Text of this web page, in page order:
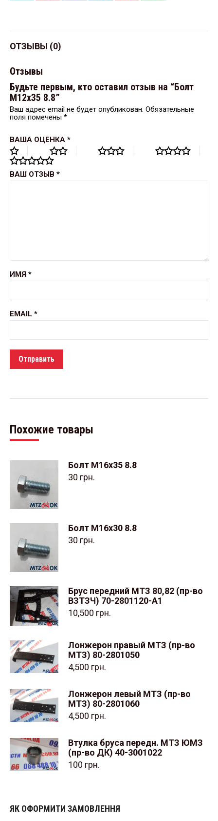
ОТЗЫВЫ (0)
Отзывы
Будьте первым, кто оставил отзыв на “Болт
М12х35 8.8”
Ваш адрес email не будет опубликован. Обязательные
поля помечены *
ВАША ОЦЕНКА *
ВАШ ОТЗЫВ *
ИМЯ *
EMAIL *
Похожие товары
Болт М16х35 8.8
30 грн.
Болт М16х30 8.8
30 грн.
Брус передний МТЗ 80,82 (пр-во
ВЗТЗЧ) 70-2801120-А1
10,500 грн.
Лонжерон правый МТЗ (пр-во
МТЗ) 80-2801050
4,500 грн.
Лонжерон левый МТЗ (пр-во
МТЗ) 80-2801060
4,500 грн.
Втулка бруса передн. МТЗ ЮМЗ
(пр-во ДК) 40-3001022
100 грн.
ЯК ОФОРМИТИ ЗАМОВЛЕННЯ